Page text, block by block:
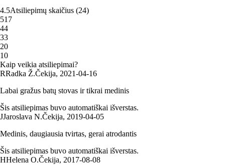
4.5Atsiliepimų skaičius (24)
517
44
33
20
10
Kaip veikia atsiliepimai?
RRadka Ž.Čekija, 2021‑04‑16
Labai gražus batų stovas ir tikrai medinis
Šis atsiliepimas buvo automatiškai išverstas.
JJaroslava N.Čekija, 2019‑04‑05
Medinis, daugiausia tvirtas, gerai atrodantis
Šis atsiliepimas buvo automatiškai išverstas.
HHelena O.Čekija, 2017‑08‑08